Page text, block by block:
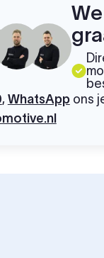
, WhatsAppons